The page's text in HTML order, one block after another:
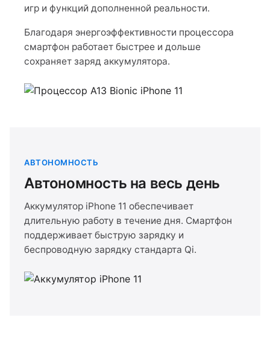
игр и функций дополненной реальности.
Благодаря энергоэффективности процессора
смартфон работает быстрее и дольше
сохраняет заряд аккумулятора.
АВТОНОМНОСТЬ
Автономность на весь день
Аккумулятор iPhone 11 обеспечивает
длительную работу в течение дня. Смартфон
поддерживает быструю зарядку и
беспроводную зарядку стандарта Qi.